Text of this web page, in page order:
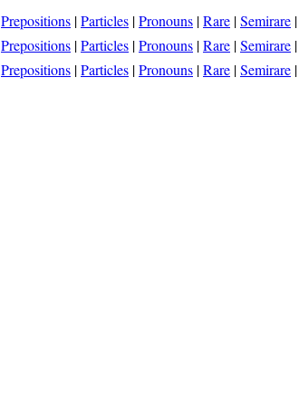
Prepositions |Particles |Pronouns |Rare |Semirare |
Prepositions |Particles |Pronouns |Rare |Semirare |
Prepositions |Particles |Pronouns |Rare |Semirare |